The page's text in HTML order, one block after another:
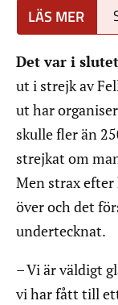
Det var i
ut i strejk av
ut har
skulle fler än
strejkat om
Men strax
över och det
undertecknat.
– Vi är väldigt
vi har fått till